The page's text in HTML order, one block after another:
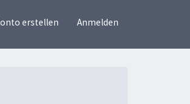
erstellen Anmelden